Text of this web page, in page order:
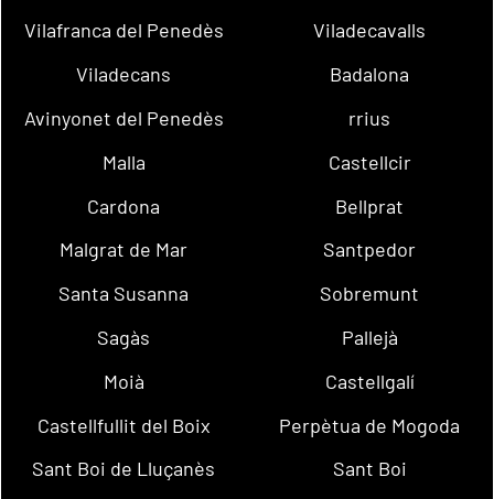
Vilafranca del Penedès
Viladecavalls
Viladecans
Badalona
Avinyonet del Penedès
rrius
Malla
Castellcir
Cardona
Bellprat
Malgrat de Mar
Santpedor
Santa Susanna
Sobremunt
Sagàs
Pallejà
Moià
Castellgalí
Castellfullit del Boix
Perpètua de Mogoda
Sant Boi de Lluçanès
Sant Boi